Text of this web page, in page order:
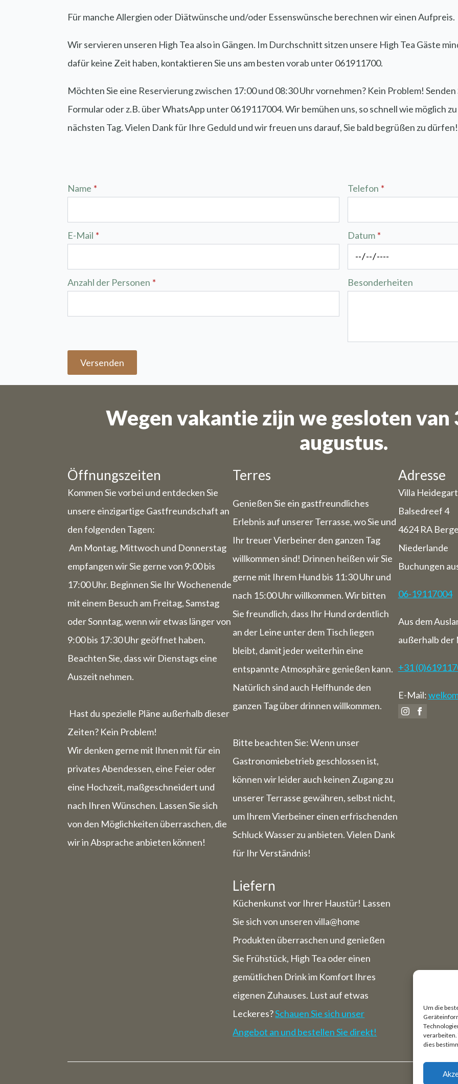
Um die
verarbeiten.
dies
Für manche Allergien oder Diätwünsche und/oder Essenswünsche berechnen wir einen Aufpreis.
Wir servieren unseren High Tea also in Gängen. Im Durchschnitt sitzen unsere High Tea Gäste
dafür keine Zeit haben, kontaktieren Sie uns am besten vorab unter 061911700.
Möchten Sie eine Reservierung zwischen 17:00 und 08:30 Uhr vornehmen? Kein Problem!
Formular oder z.B. über WhatsApp unter 0619117004. Wir bemühen uns, so schnell wie möglich
nächsten Tag. Vielen Dank für Ihre Geduld und wir freuen uns darauf, Sie bald begrüßen zu dürfen!
Name * Telefon *
E-Mail * Datum *
Anzahl der Personen * Besonderheiten
Versenden
Wegen vakantie zijn we gesloten van
augustus.
Öffnungszeiten
Kommen Sie vorbei und entdecken Sie
unsere einzigartige Gastfreundschaft an
den folgenden Tagen:
Am Montag, Mittwoch und Donnerstag
empfangen wir Sie gerne von 9:00 bis
17:00 Uhr. Beginnen Sie Ihr Wochenende
mit einem Besuch am Freitag, Samstag
oder Sonntag, wenn wir etwas länger von
9:00 bis 17:30 Uhr geöffnet haben.
Beachten Sie, dass wir Dienstags eine
Auszeit nehmen.
Hast du spezielle Pläne außerhalb dieser
Zeiten? Kein Problem!
Wir denken gerne mit Ihnen mit für ein
privates Abendessen, eine Feier oder
eine Hochzeit, maßgeschneidert und
nach Ihren Wünschen. Lassen Sie sich
von den Möglichkeiten überraschen, die
wir in Absprache anbieten können!
Terres
Genießen Sie ein gastfreundliches
Erlebnis auf unserer Terrasse, wo Sie und
Ihr treuer Vierbeiner den ganzen Tag
willkommen sind! Drinnen heißen wir Sie
gerne mit Ihrem Hund bis 11:30 Uhr und
nach 15:00 Uhr willkommen. Wir bitten
Sie freundlich, dass Ihr Hund ordentlich
an der Leine unter dem Tisch liegen
bleibt, damit jeder weiterhin eine
entspannte Atmosphäre genießen kann.
Natürlich sind auch Helfhunde den
ganzen Tag über drinnen willkommen.
Bitte beachten Sie: Wenn unser
Gastronomiebetrieb geschlossen ist,
können wir leider auch keinen Zugang zu
unserer Terrasse gewähren, selbst nicht,
um Ihrem Vierbeiner einen erfrischenden
Schluck Wasser zu anbieten. Vielen Dank
für Ihr Verständnis!
Liefern
Küchenkunst vor Ihrer Haustür! Lassen
Sie sich von unseren villa@home
Produkten überraschen und genießen
Sie Frühstück, High Tea oder einen
gemütlichen Drink im Komfort Ihres
eigenen Zuhauses. Lust auf etwas
Leckeres?Schauen Sie sich unser
Angebot an und bestellen Sie direkt!
Adresse
Villa
Balsedreef 4
4624 RA
Niederlande
Buchungen
06-19117004
Aus dem
außerhalb der
+31
E-Mail:
Bestellungen sind für den Zeitraum vom 27. Juli bis
Wegen der Ferienzeit haben wir einige
Öffnungszeiten/ Schließtage.
Tagungsort
Gastronomie geschlossen (Sie können also Zimmer
wohl für Sie bereit von 9 Uhr bis 17:30
Die Woche vom 3. August bis einschließlich 9.
wir auch für Übernachtungen